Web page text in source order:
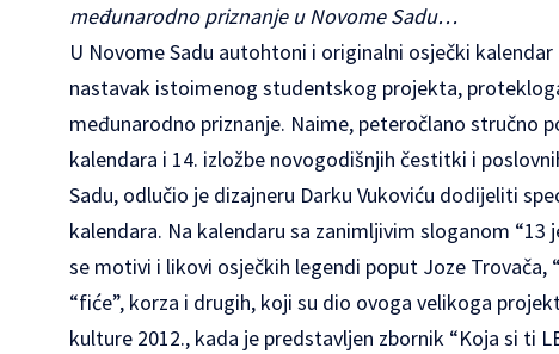
međunarodno priznanje u Novome Sadu…
U Novome Sadu autohtoni i originalni osječki kalendar
nastavak istoimenog studentskog projekta,
međunarodno priznanje. Naime, peteročlano stručno
kalendara i 14. izložbe novogodišnjih čestitki i
Sadu, odlučio je dizajneru Darku Vukoviću dodijeliti
kalendara. Na kalendaru sa zanimljivim sloganom “13
se motivi i likovi osječkih legendi poput Joze Trovača,
“fiće”, korza i drugih, koji su dio ovoga velikoga
kulture 2012., kada je predstavljen zbornik “Koja si ti